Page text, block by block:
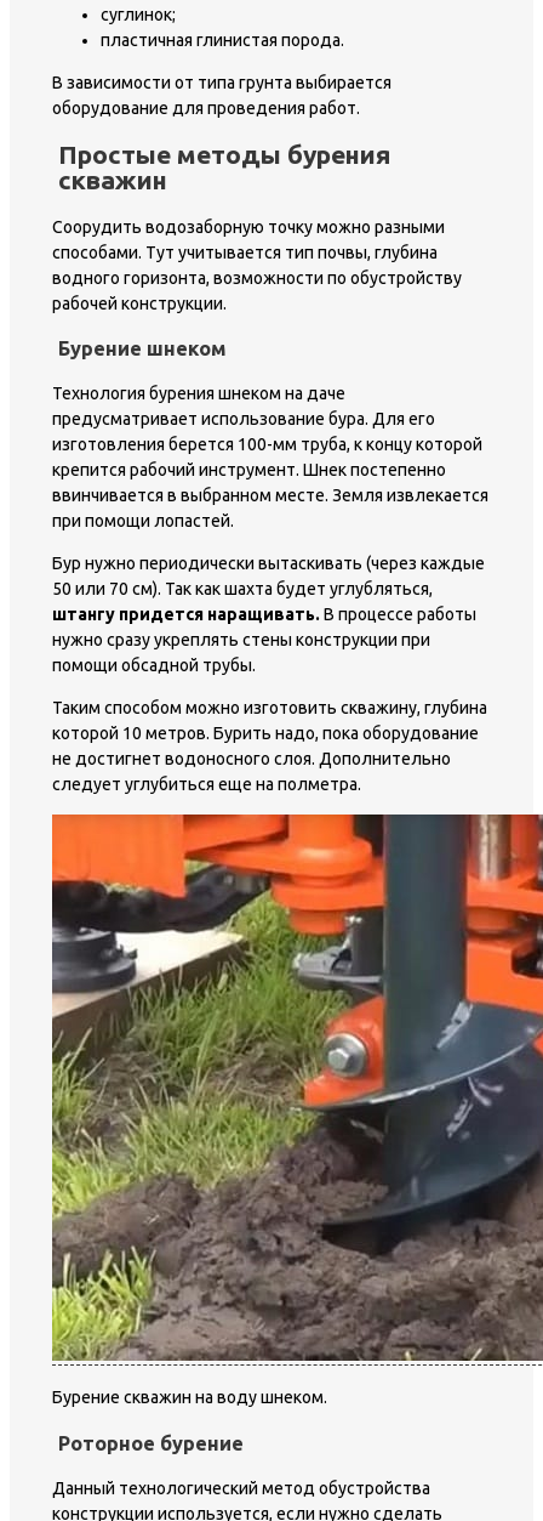
суглинок;
пластичная глинистая порода.
В зависимости от типа грунта выбирается
оборудование для проведения работ.
Простые методы бурения
скважин
Соорудить водозаборную точку можно разными
способами. Тут учитывается тип почвы, глубина
водного горизонта, возможности по обустройству
рабочей конструкции.
Бурение шнеком
Технология бурения шнеком на даче
предусматривает использование бура. Для его
изготовления берется 100-мм труба, к концу которой
крепится рабочий инструмент. Шнек постепенно
ввинчивается в выбранном месте. Земля извлекается
при помощи лопастей.
Бур нужно периодически вытаскивать (через каждые
50 или 70 см). Так как шахта будет углубляться,
штангу придется наращивать. В процессе работы
нужно сразу укреплять стены конструкции при
помощи обсадной трубы.
Таким способом можно изготовить скважину, глубина
которой 10 метров. Бурить надо, пока оборудование
не достигнет водоносного слоя. Дополнительно
следует углубиться еще на полметра.
Бурение скважин на воду шнеком.
Роторное бурение
Данный технологический метод обустройства
конструкции используется, если нужно сделать